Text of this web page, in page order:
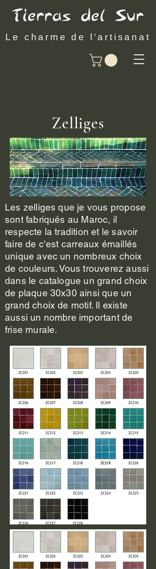
Le charme de l'artisanat
Zelliges
Les zelliges que je vous propose
sont fabriqués au Maroc, il
respecte la tradition et le savoir
faire de c'est carreaux émaillés
unique avec un nombreux choix
de couleurs. Vous trouverez aussi
dans le catalogue un grand choix
de plaque 30x30 ainsi que un
grand choix de motif. Il existe
aussi un nombre important de
frise murale.